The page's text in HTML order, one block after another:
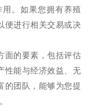
。如果您拥有养殖
便进行相关交易或决
面的要素，包括评估
性能与经济效益、无
的团队，能够为您提